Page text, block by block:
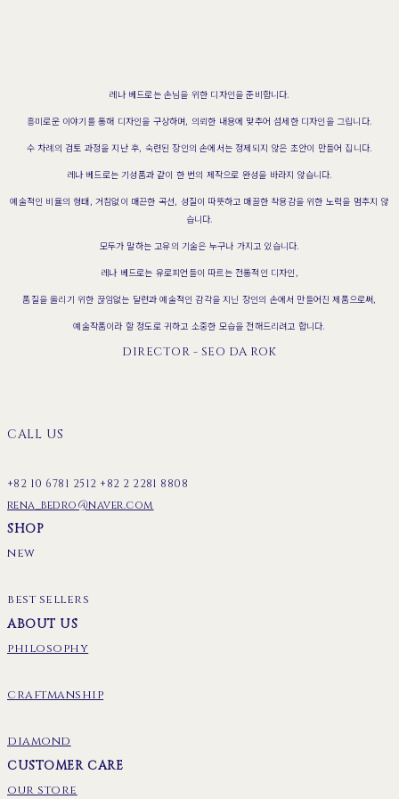
레나 베드로는 손님을 위한 디자인을 준비합니다.
흥미로운 이야기를 통해 디자인을 구상하며, 의뢰한 내용에 맞추어 섬세한 디자인을 그립니다.
수 차례의 검토 과정을 지난 후, 숙련된 장인의 손에서는 정제되지 않은 초안이 만들어 집니다.
레나 베드로는 기성품과 같이 한 번의 제작으로 완성을 바라지 않습니다.
예술적인 비율의 형태, 거침없이 매끈한 곡선, 성질이 따뜻하고 매끌한 착용감을 위한 노력을 멈추지 않
습니다.
모두가 말하는 고유의 기술은 누구나 가지고 있습니다.
레나 베드로는 유로피언들이 따르는 전통적인 디자인,
품질을 올리기 위한 끊임없는 달련과 예술적인 감각을 지닌 장인의 손에서 만들어진 제품으로써,
예술작품이라 할 정도로 귀하고 소중한 모습을 전해드리려고 합니다.
DIRECTOR - SEO DA ROK
CALL US
+82 10 6781 2512 +82 2 2281 8808
rena_bedro@naver.com
SHOP
new
best sellers
ABOUT US
philosophy
craftmanship
diamond
CUSTOMER CARE
our store